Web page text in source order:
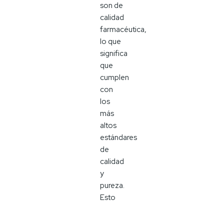
son de
calidad
farmacéutica,
lo que
significa
que
cumplen
con
los
más
altos
estándares
de
calidad
y
pureza.
Esto